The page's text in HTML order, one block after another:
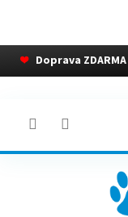
❤ Doprava ZDARMA